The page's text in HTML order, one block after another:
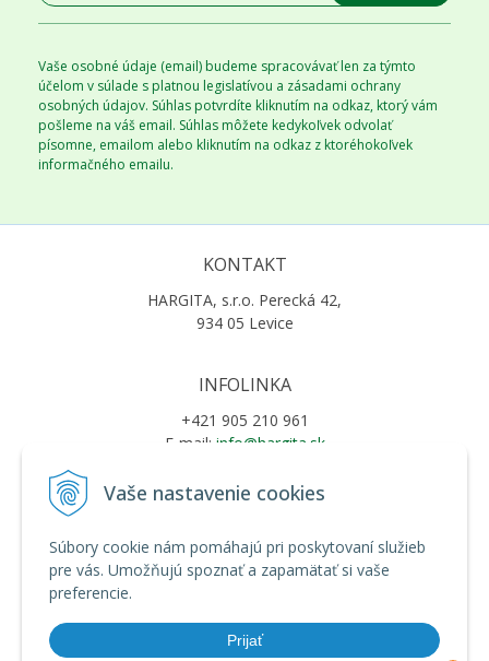
Vaše nastavenie cookies
Súbory cookie nám pomáhajú pri poskytovaní služieb
pre vás. Umožňujú spoznať a zapamätať si vaše
preferencie.
Prijať
Vaše osobné údaje (email) budeme spracovávať len za týmto
účelom v súlade s platnou legislatívou a zásadami ochrany
osobných údajov. Súhlas potvrdíte kliknutím na odkaz, ktorý vám
pošleme na váš email. Súhlas môžete kedykoľvek odvolať
písomne, emailom alebo kliknutím na odkaz z ktoréhokoľvek
informačného emailu.
KONTAKT
HARGITA, s.r.o. Perecká 42,
934 05 Levice
INFOLINKA
+421 905 210 961
E-mail: info@hargita.sk
Obchodné podmienky
Ochrana osobných údajov
Reklamačný poriadok
Riešenie sporov online (RSO)